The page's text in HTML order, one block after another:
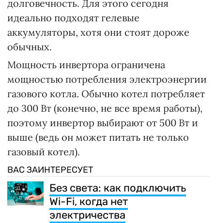
долговечность. Для этого сегодня
идеально подходят гелевые
аккумуляторы, хотя они стоят дороже
обычных.
Мощность инвертора ограничена
мощностью потребления электроэнергии
газового котла. Обычно котел потребляет
до 300 Вт (конечно, не все время работы),
поэтому инвертор выбирают от 500 Вт и
выше (ведь он может питать не только
газовый котел).
ВАС ЗАИНТЕРЕСУЕТ
Без света: как подключить
Wi-Fi, когда нет
электричества